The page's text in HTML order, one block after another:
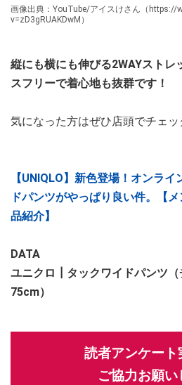
画像出典：YouTube/アイスけさん（https://
v=zD3gRUAKDwM）
縦にも横にも伸びる2WAYストレ
スフリーで着心地も抜群です！
気になった方はぜひ店頭でチェッ
【UNIQLO】新色登場！オンラ
ドパンツがやっぱり良い件。【
品紹介】
DATA
ユニクロ┃タックワイドパンツ（
75cm）
読者アンケート
ご協力お願い